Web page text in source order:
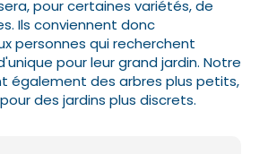
pour certaines variétés, de
Ils conviennent donc
personnes qui recherchent
pour leur grand jardin. Notre
également des arbres plus petits,
des jardins plus discrets.